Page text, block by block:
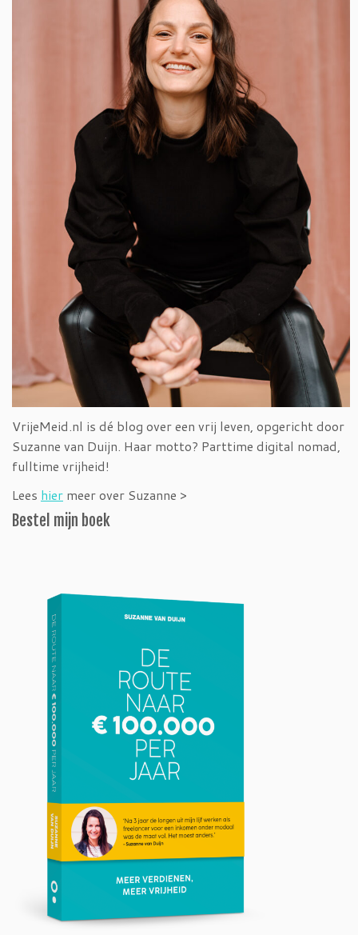
VrijeMeid.nl is dé blog over een vrij leven, opgericht door
Suzanne van Duijn. Haar motto? Parttime digital nomad,
fulltime vrijheid!
Lees hier meer over Suzanne >
Bestel mijn boek